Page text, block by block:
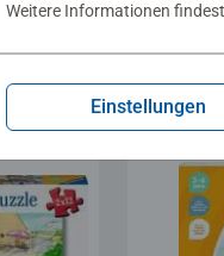
Weitere Informationen
Einstellungen